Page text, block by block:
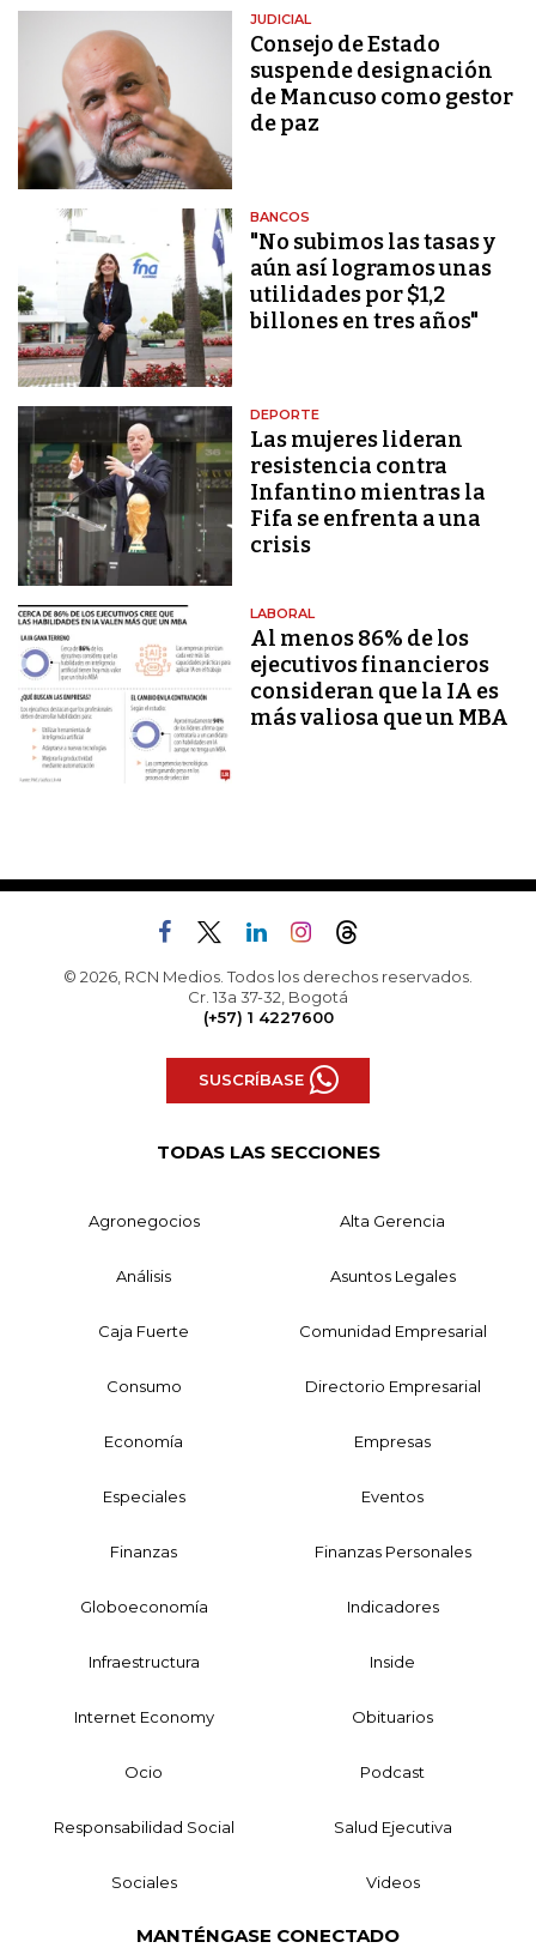
JUDICIAL
Consejo de Estado
suspende designación
de Mancuso como gestor
de paz
BANCOS
"No subimos las tasas y
aún así logramos unas
utilidades por $1,2
billones en tres años"
DEPORTE
Las mujeres lideran
resistencia contra
Infantino mientras la
Fifa se enfrenta a una
crisis
LABORAL
Al menos 86% de los
ejecutivos financieros
consideran que la IA es
más valiosa que un MBA
© 2026, RCN Medios. Todos los derechos reservados.
Cr. 13a 37-32, Bogotá
(+57) 1 4227600
SUSCRÍBASE
TODAS LAS SECCIONES
Agronegocios Alta Gerencia
Análisis Asuntos Legales
Caja Fuerte Comunidad Empresarial
Consumo Directorio Empresarial
Economía Empresas
Especiales Eventos
Finanzas Finanzas Personales
Globoeconomía Indicadores
Infraestructura Inside
Internet Economy Obituarios
Ocio Podcast
Responsabilidad Social Salud Ejecutiva
Sociales Videos
MANTÉNGASE CONECTADO